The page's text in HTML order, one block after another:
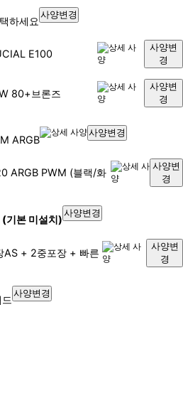
하세요
사양변경
E100
사양변
경
80+브론즈
사양변
경
ARGB
사양변경
ARGB PWM (블랙/화
사양변
경
(기본 미설치)
사양변경
AS + 2중포장 + 빠른
사양변
경
사양변경